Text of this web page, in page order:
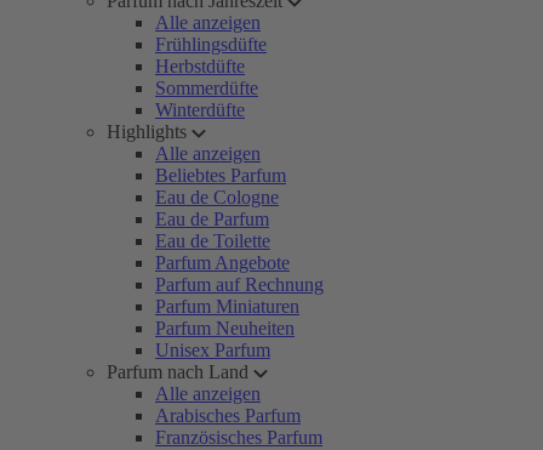
Alle anzeigen
Frühlingsdüfte
Herbstdüfte
Sommerdüfte
Winterdüfte
Highlights
Alle anzeigen
Beliebtes Parfum
Eau de Cologne
Eau de Parfum
Eau de Toilette
Parfum Angebote
Parfum auf Rechnung
Parfum Miniaturen
Parfum Neuheiten
Unisex Parfum
Parfum nach Land
Alle anzeigen
Arabisches Parfum
Französisches Parfum